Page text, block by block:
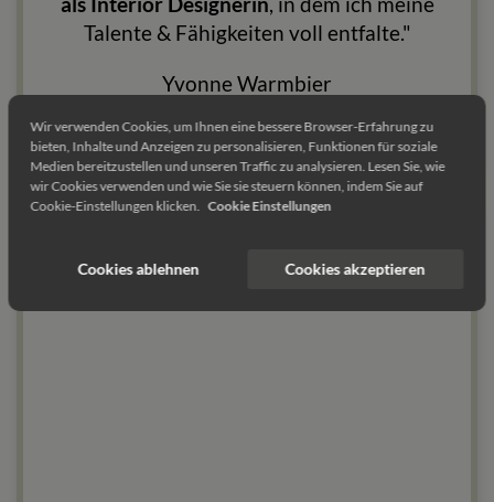
Talente & Fähigkeiten voll entfalte."
Yvonne Warmbier
Wir verwenden Cookies, um Ihnen eine bessere Browser-Erfahrung zu
bieten, Inhalte und Anzeigen zu personalisieren, Funktionen für soziale
Medien bereitzustellen und unseren Traffic zu analysieren. Lesen Sie, wie
wir Cookies verwenden und wie Sie sie steuern können, indem Sie auf
Cookie-Einstellungen klicken.
Cookie Einstellungen
Cookies ablehnen Cookies akzeptieren